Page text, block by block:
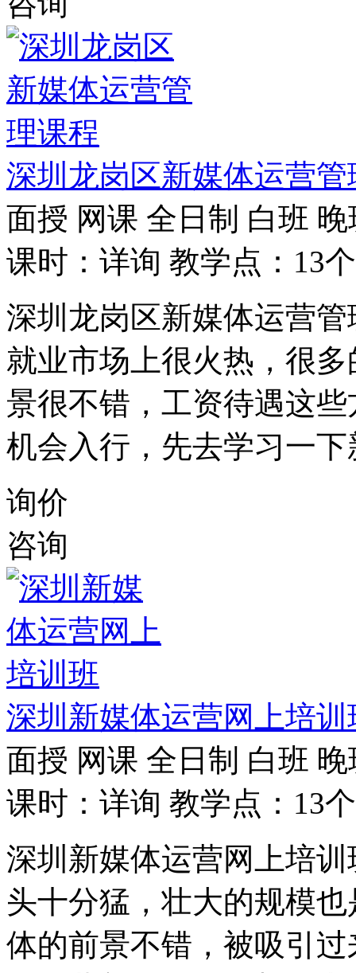
深圳龙岗区新媒体运营管
面授 网课 全日制 白班 晚
课时：详询 教学点：13个
深圳龙岗区新媒体运营
就业市场上很火热，很
景很不错，工资待遇这
机会入行，先去学习一
询价
咨询
深圳新媒体运营网上培训
面授 网课 全日制 白班 晚
课时：详询 教学点：13个
深圳新媒体运营网上培
头十分猛，壮大的规模
体的前景不错，被吸引